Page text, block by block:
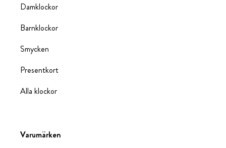
Damklockor
Barnklockor
Smycken
Presentkort
Alla klockor
Varumärken